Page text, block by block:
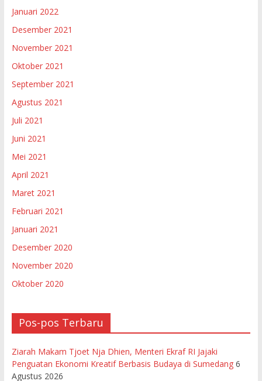
Januari 2022
Desember 2021
November 2021
Oktober 2021
September 2021
Agustus 2021
Juli 2021
Juni 2021
Mei 2021
April 2021
Maret 2021
Februari 2021
Januari 2021
Desember 2020
November 2020
Oktober 2020
Pos-pos Terbaru
Ziarah Makam Tjoet Nja Dhien, Menteri Ekraf RI Jajaki
Penguatan Ekonomi Kreatif Berbasis Budaya di Sumedang 6
Agustus 2026